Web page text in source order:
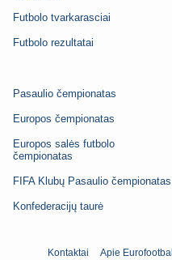
Futbolo tvarkarasciai
Futbolo rezultatai
Pasaulio čempionatas
Europos čempionatas
Europos salės futbolo
čempionatas
FIFA Klubų Pasaulio čempionatas
Konfederacijų taurė
Kontaktai Apie Eurofootball